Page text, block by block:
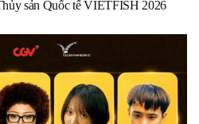
sản Quốc tế VIETFISH 2026